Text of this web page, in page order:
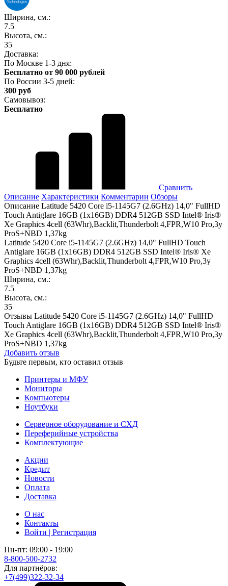
Ширина, см.:
7.5
Высота, см.:
35
Доставка:
По Москве 1-3 дня:
Бесплатно от 90 000 рублей
По России 3-5 дней:
300 руб
Самовывоз:
Бесплатно
Сравнить
Описание Характеристики Комментарии Обзоры
Описание Latitude 5420 Core i5-1145G7 (2.6GHz) 14,0" FullHD
Touch Antiglare 16GB (1x16GB) DDR4 512GB SSD Intel® Iris®
Xe Graphics 4cell (63Whr),Backlit,Thunderbolt 4,FPR,W10 Pro,3y
ProS+NBD 1,37kg
Latitude 5420 Core i5-1145G7 (2.6GHz) 14,0" FullHD Touch
Antiglare 16GB (1x16GB) DDR4 512GB SSD Intel® Iris® Xe
Graphics 4cell (63Whr),Backlit,Thunderbolt 4,FPR,W10 Pro,3y
ProS+NBD 1,37kg
Ширина, см.:
7.5
Высота, см.:
35
Отзывы Latitude 5420 Core i5-1145G7 (2.6GHz) 14,0" FullHD
Touch Antiglare 16GB (1x16GB) DDR4 512GB SSD Intel® Iris®
Xe Graphics 4cell (63Whr),Backlit,Thunderbolt 4,FPR,W10 Pro,3y
ProS+NBD 1,37kg
Добавить отзыв
Будьте первым, кто оставил отзыв
Принтеры и МФУ
Мониторы
Компьютеры
Ноутбуки
Серверное оборудование и СХД
Переферийные устройства
Комплектующие
Акции
Кредит
Новости
Оплата
Доставка
О нас
Контакты
Войти | Регистрация
Пн-пт: 09:00 - 19:00
8-800-500-2732
Для партнёров:
+7(499)322-32-34